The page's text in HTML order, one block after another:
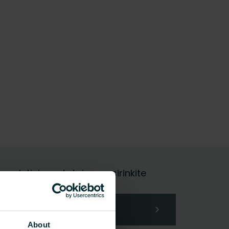
About
galutinis vartotojas, pasirinkite